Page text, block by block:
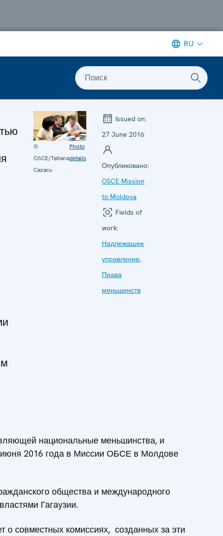
RU
Поиск
©
OSCE/Tatiana
Cazacu
Photo
details
Issued on:
27 June 2016
Опубликовано:
OSCE Mission
to Moldova
Fields of
work:
Надлежащее
управление,
Права
меньшинств
национальные меньшинства, и
июня 2016 года в Миссии ОБСЕ в Молдове
общества и международного
Гагаузии.
о совместных комиссиях, созданных за эти